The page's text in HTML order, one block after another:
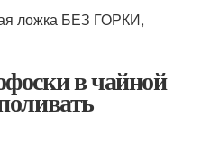
ложка БЕЗ ГОРКИ,
в чайной